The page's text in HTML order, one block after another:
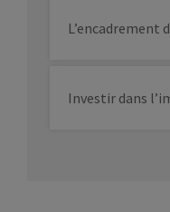
L’encadrement
Investir dans